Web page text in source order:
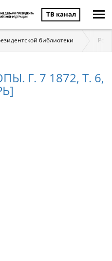
ТВ канал
библиотеки
Г. 7 1872, Т. 6,